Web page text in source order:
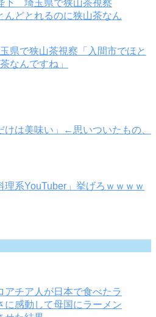
県で狭山茶視察「入間市でほと
なんですね」
けは美味い」←思いついたもの、
理系YouTuber」挙げろｗｗｗｗ